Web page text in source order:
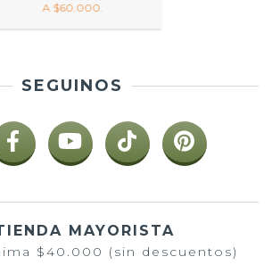
A $60.000.
SEGUINOS
MAYORISTA
$40.000 (sin descuentos)